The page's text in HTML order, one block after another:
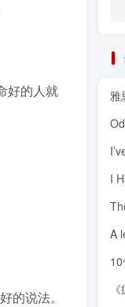
好的人就
的说法。
雅
A